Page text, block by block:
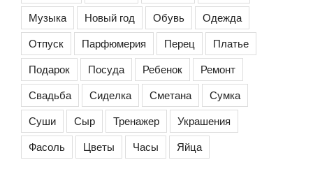
Музыка
Новый год Обувь
Одежда
Отпуск
Парфюмерия Перец
Платье
Подарок
Посуда Ребенок
Ремонт
Свадьба
Сиделка Сметана
Сумка
Суши
Сыр Тренажер
Украшения
Фасоль
Цветы Часы Яйца